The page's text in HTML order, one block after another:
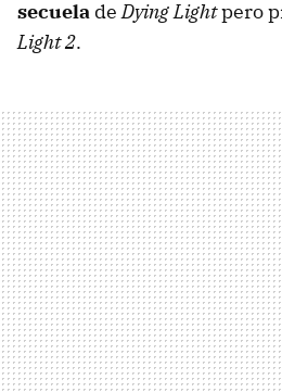
secuela deDying Lightpero
Light 2.